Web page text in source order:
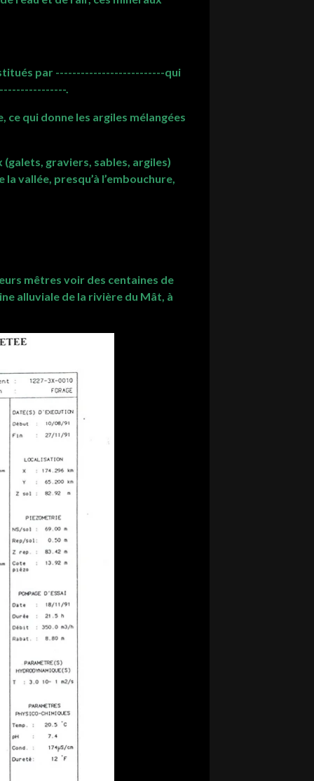
par --------------------------qui
.
qui donne les argiles mélangées
graviers, sables, argiles)
vallée, presqu’à l’embouchure,
mêtres voir des centaines de
alluviale de la rivière du Mât, à